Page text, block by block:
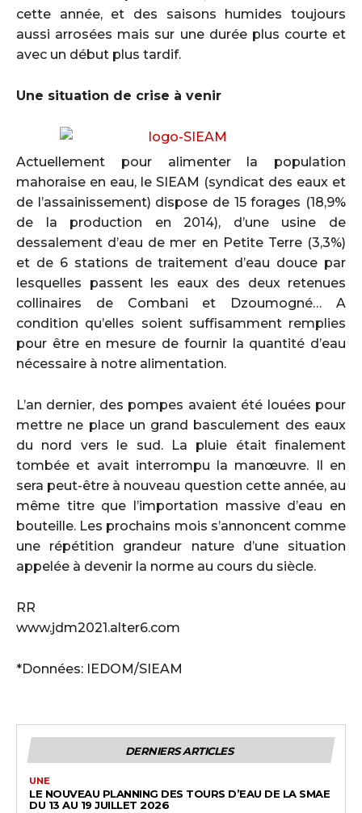
cette année, et des saisons humides toujours
aussi arrosées mais sur une durée plus courte et
avec un début plus tardif.
Une situation de crise à venir
Actuellement pour alimenter la population
mahoraise en eau, le SIEAM (syndicat des eaux et
de l’assainissement) dispose de 15 forages (18,9%
de la production en 2014), d’une usine de
dessalement d’eau de mer en Petite Terre (3,3%)
et de 6 stations de traitement d’eau douce par
lesquelles passent les eaux des deux retenues
collinaires de Combani et Dzoumogné… A
condition qu’elles soient suffisamment remplies
pour être en mesure de fournir la quantité d’eau
nécessaire à notre alimentation.
L’an dernier, des pompes avaient été louées pour
mettre ne place un grand basculement des eaux
du nord vers le sud. La pluie était finalement
tombée et avait interrompu la manœuvre. Il en
sera peut-être à nouveau question cette année, au
même titre que l’importation massive d’eau en
bouteille. Les prochains mois s’annoncent comme
une répétition grandeur nature d’une situation
appelée à devenir la norme au cours du siècle.
RR
www.jdm2021.alter6.com
*Données: IEDOM/SIEAM
DERNIERS ARTICLES
UNE
LE NOUVEAU PLANNING DES TOURS D’EAU DE LA SMAE
DU 13 AU 19 JUILLET 2026